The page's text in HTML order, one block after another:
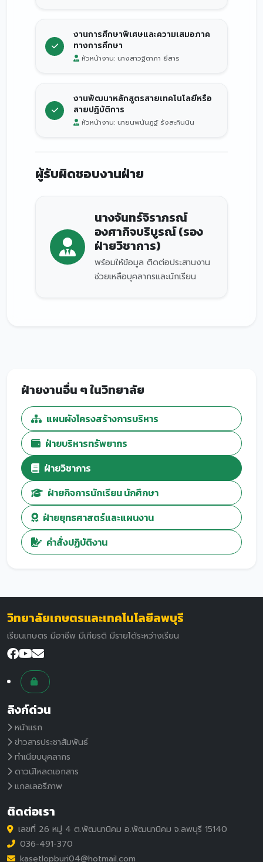
งานการศึกษาพิเศษและความเสมอภาค
ทางการศึกษา
หัวหน้างาน: นางสาวฐิตาภา ยี่สาร
งานพัฒนาหลักสูตรสายเทคโนโลยีหรือ
สายปฏิบัติการ
หัวหน้างาน: นายนพนันฎฐ์ รังสะกินนิน
ผู้รับผิดชอบงานฝ่าย
นางจันทร์จิราภรณ์
องศากิจบริบูรณ์ (รอง
ฝ่ายวิชาการ)
พร้อมให้ข้อมูล ติดต่อประสานงาน
ช่วยเหลือบุคลากรและนักเรียน
ฝ่ายงานอื่น ๆ ในวิทยาลัย
แผนผังโครงสร้างการบริหาร
ฝ่ายบริหารทรัพยากร
ฝ่ายวิชาการ
ฝ่ายกิจการนักเรียน นักศึกษา
ฝ่ายยุทธศาสตร์และแผนงาน
คำสั่งปฏิบัติงาน
วิทยาลัยเกษตรและเทคโนโลยีลพบุรี
เรียนเกษตร มีอาชีพ มีเกียรติ มีรายได้ระหว่างเรียน
ลิงก์ด่วน
หน้าแรก
ข่าวสารประชาสัมพันธ์
ทำเนียบบุคลากร
ดาวน์โหลดเอกสาร
แกลเลอรีภาพ
ติดต่อเรา
เลขที่ 26 หมู่ 4 ต.พัฒนานิคม อ.พัฒนานิคม จ.ลพบุรี 15140
036-491-370
kasetlopburi04@hotmail.com